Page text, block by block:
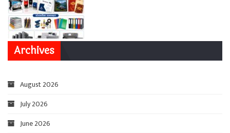
Archives
August 2026
July 2026
June 2026